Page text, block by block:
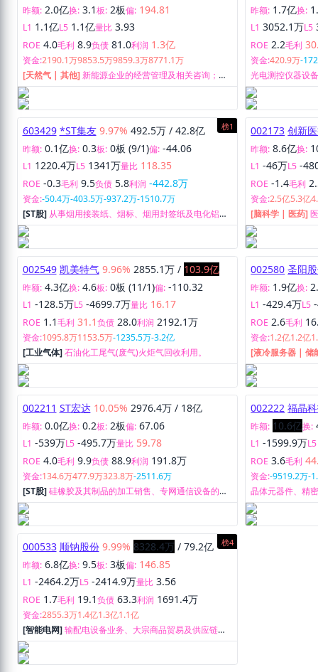
昨额: 2.0亿换: 3.1板: 2板偏: 194.81
L1 1.1亿L5 1.1亿量比 3.93
ROE 4.0毛利 8.9负债 81.0利润 1.3亿
资金:2190.1万9853.5万9859.3万8771.1万
[天然气 | 其他] 新能源企业的经营管理及相关咨询；天
然气开发利用与咨询服务；燃气经营：天然气、乙醇的
销售管道输送服务；储气设施租赁服务；集中供热项目
的开发、建设、经营、管理、供热系统技术咨询及维
修；天然气灶具、仪器仪表设备的生产、加工、销售；
信息技术开发与咨询服务；进出口：上述经营项目的进
出口业务。
昨额: 1.7亿换:
L1 3052.1万L5
ROE 2.2毛利
资金:420.9万-
光电测控仪器设
码器、高性能碳
与销售。
榜1
603429 *ST集友 9.97% 492.5万 / 42.8亿
昨额: 0.1亿换: 0.3板: 0板 (9/1)偏: -44.06
L1 1220.4万L5 1341万量比 118.35
ROE -0.3毛利 9.5负债 5.8利润 -442.8万
资金:-50.4万-403.5万-937.2万-1510.7万
[ST股] 从事烟用接装纸、烟标、烟用封签纸及电化铝的
研发、生产及销售。
002173 创新
昨额: 8.6亿换:
L1 -46万L5 -
ROE -1.4毛利
资金:2.5亿5.3亿
[脑科学 | 医药]
002549 凯美特气 9.96% 2855.1万 / 103.9亿
昨额: 4.3亿换: 4.6板: 0板 (11/1)偏: -110.32
L1 -128.5万L5 -4699.7万量比 16.17
ROE 1.1毛利 31.1负债 28.0利润 2192.1万
资金:1095.8万1153.5万-1235.5万-3.2亿
[工业气体]石油化工尾气(废气)火炬气回收利用。
002580 圣阳
昨额: 1.9亿换:
L1 -429.4万L5
ROE 2.6毛利
资金:1.2亿1.2亿
[液冷服务器 | 储
动力电源和系统
002211 ST宏达 10.05% 2976.4万 / 18亿
昨额: 0.0亿换: 0.2板: 2板偏: 67.06
L1 -539万L5 -495.7万量比 59.78
ROE 4.0毛利 9.9负债 88.9利润 191.8万
资金:134.6万477.9万323.8万-2511.6万
[ST股]硅橡胶及其制品的加工销售、专网通信设备的加
工、组装、检测及销售业务等。
002222 福晶
昨额: 10.6亿换:
L1 -1599.9万L5
ROE 3.6毛利
资金:-9519.2万-
晶体元器件、精
生产和销售。
榜4
000533 顺钠股份 9.99% 8328.4万 / 79.2亿
昨额: 6.8亿换: 9.5板: 3板偏: 146.85
L1 -2464.2万L5 -2414.9万量比 3.56
ROE 1.7毛利 19.1负债 63.3利润 1691.4万
资金:2855.3万1.4亿1.3亿1.1亿
[智能电网]输配电设备业务、大宗商品贸易及供应链管
理业务。